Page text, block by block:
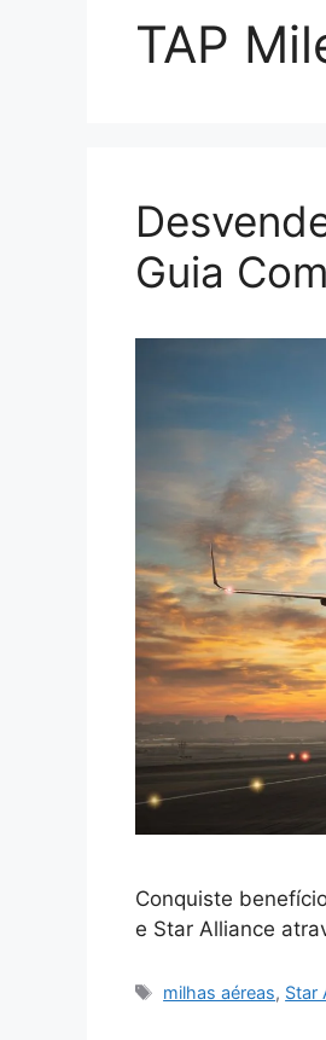
TAP
Guia
Conquiste
e Star Alliance
Tags
milhas aéreas, Star